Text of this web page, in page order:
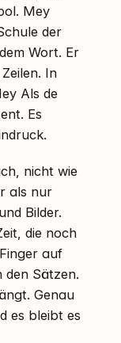
Mey
der
Wort. Er
In
Als de
Es
nicht wie
als nur
Bilder.
die noch
auf
den Sätzen.
Genau
es bleibt es